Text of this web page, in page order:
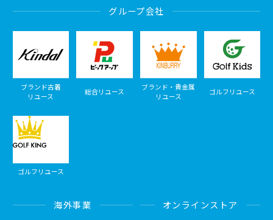
グループ会社
ブランド古着
リユース
総合リユース
ブランド・貴金属
リユース
ゴルフリユース
ゴルフリユース
海外事業 オンラインストア